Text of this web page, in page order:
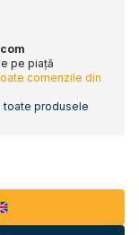
pe piață
comenzile din
toate produsele